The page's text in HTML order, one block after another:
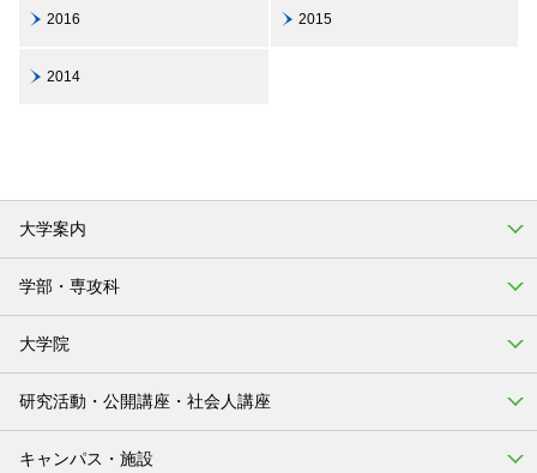
2016 2015
2014
大学案内
学部・専攻科
大学院
研究活動・公開講座・社会人講座
キャンパス・施設